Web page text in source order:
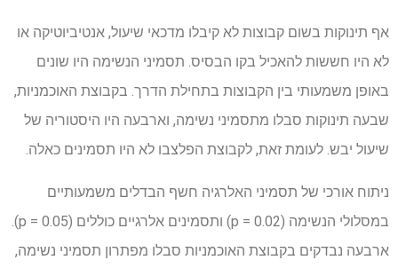
אף תינוקות בשום קבוצות לא קיבלו מדכאי שיעול, אנטיביוטיקה או
לא היו חששות להאכיל בקו הבסיס. תסמיני הנשימה היו שונים
באופן משמעותי בין הקבוצות בתחילת הדרך. בקבוצת האוכמניות,
שבעה תינוקות סבלו מתסמיני נשימה, וארבעה היו היסטוריה של
שיעול יבש. לעומת זאת, לקבוצת הפלצבו לא היו תסמינים כאלה.
ניתוח אורכי של תסמיני האלרגיה חשף הבדלים משמעותיים
במסלולי הנשימה (p = 0.02) ותסמינים אלרגיים כוללים (p = 0.05).
ארבעה נבדקים בקבוצת האוכמניות סבלו מפתרון תסמיני נשימה,